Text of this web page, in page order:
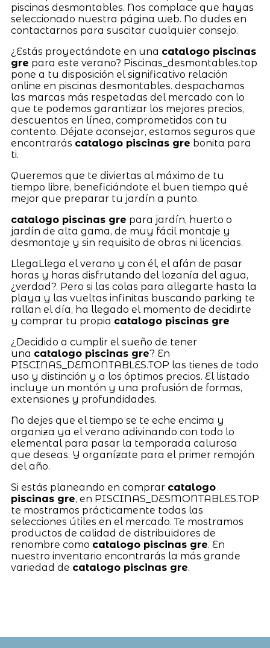
piscinas desmontables. Nos complace que hayas
seleccionado nuestra página web. No dudes en
contactarnos para suscitar cualquier consejo.
¿Estás proyectándote en una catalogo piscinas
gre para este verano? Piscinas_desmontables.top
pone a tu disposición el significativo relación
online en piscinas desmontables. despachamos
las marcas más respetadas del mercado con lo
que te podemos garantizar los mejores precios,
descuentos en línea, comprometidos con tu
contento. Déjate aconsejar, estamos seguros que
encontrarás catalogo piscinas gre bonita para
ti.
Queremos que te diviertas al máximo de tu
tiempo libre, beneficiándote el buen tiempo qué
mejor que preparar tu jardín a punto.
catalogo piscinas gre para jardín, huerto o
jardín de alta gama, de muy fácil montaje y
desmontaje y sin requisito de obras ni licencias.
LlegaLlega el verano y con él, el afán de pasar
horas y horas disfrutando del lozanía del agua,
¿verdad?. Pero si las colas para allegarte hasta la
playa y las vueltas infinitas buscando parking te
rallan el día, ha llegado el momento de decidirte
y comprar tu propia catalogo piscinas gre
¿Decidido a cumplir el sueño de tener
una catalogo piscinas gre? En
PISCINAS_DEMONTABLES.TOP las tienes de todo
uso y distinción y a los óptimos precios. El listado
incluye un montón y una profusión de formas,
extensiones y profundidades.
No dejes que el tiempo se te eche encima y
organiza ya el verano adivinando con todo lo
elemental para pasar la temporada calurosa
que deseas. Y organízate para el primer remojón
del año.
Si estás planeando en comprar catalogo
piscinas gre, en PISCINAS_DESMONTABLES.TOP
te mostramos prácticamente todas las
selecciones útiles en el mercado. Te mostramos
productos de calidad de distribuidores de
renombre como catalogo piscinas gre. En
nuestro inventario encontrarás la más grande
variedad de catalogo piscinas gre.